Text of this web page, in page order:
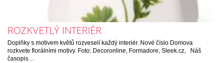
ROZKVETLÝ INTERIÉR
Doplňky s motivem květů rozveselí každý interiér. Nové číslo Domova
rozkvete florálními motivy. Foto: Decoronline, Formadore, Sleek.cz, Náš
časopis…